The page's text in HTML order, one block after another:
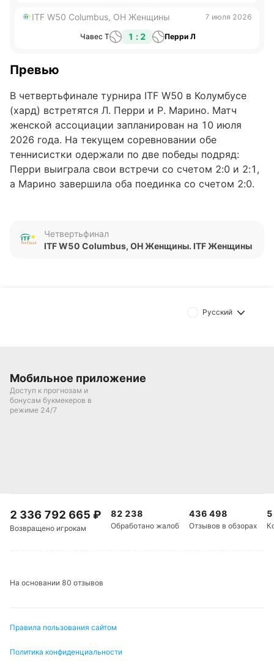
ITF W50 Columbus, OH Женщины 7 июля 2026
Чавес Т 1 : 2 Перри Л
Превью
В четвертьфинале турнира ITF W50 в Колумбусе
(хард) встретятся Л. Перри и Р. Марино. Матч
женской ассоциации запланирован на 10 июля
2026 года. На текущем соревновании обе
теннисистки одержали по две победы подряд:
Перри выиграла свои встречи со счетом 2:0 и 2:1,
а Марино завершила оба поединка со счетом 2:0.
противостояний нет.
Обновлено:
Четвертьфинал
ITF W50 Columbus, OH Женщины. ITF Женщины
Русский
Мобильное приложение
Доступ к прогнозам и
бонусам букмекеров в
режиме 24/7
2 336 792 665 ₽
Возвращено игрокам
82 238
Обработано жалоб
436 498
Отзывов в обзорах
На основании 80 отзывов
Правила пользования сайтом
Политика конфиденциальности